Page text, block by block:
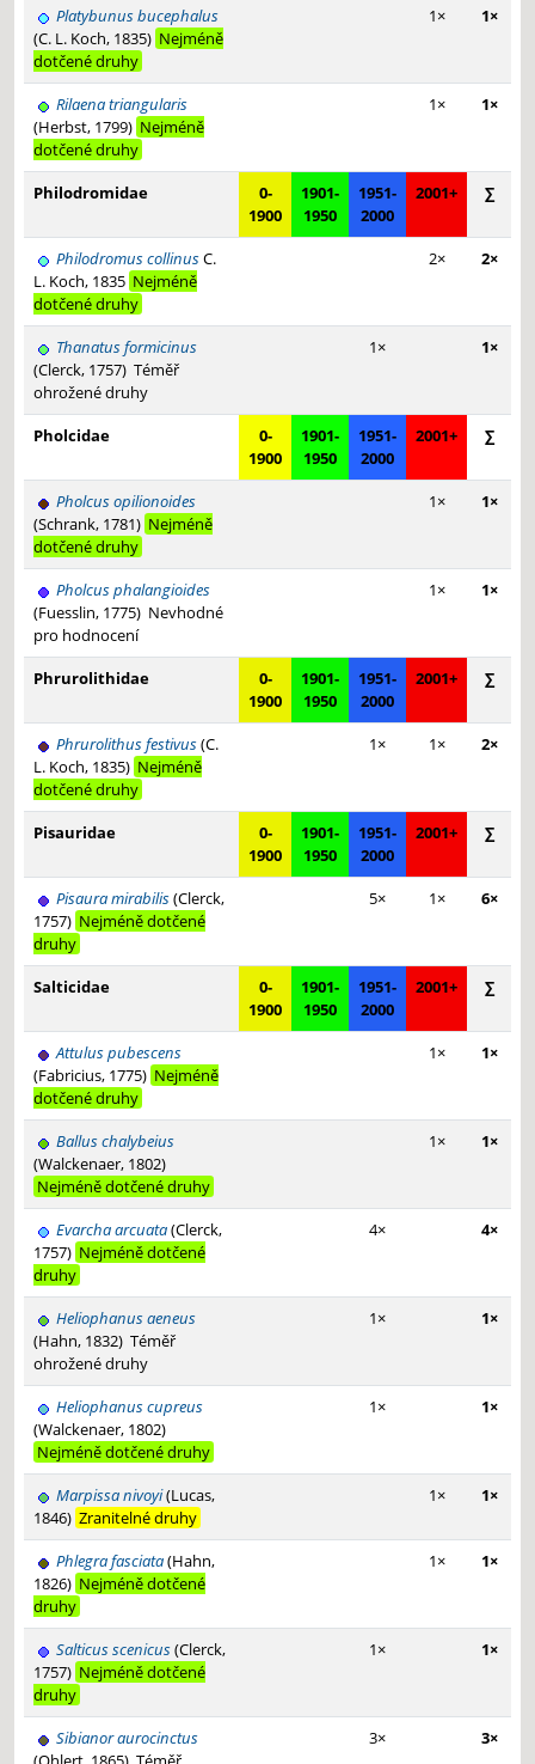
Platybunus bucephalus
(C. L. Koch, 1835) Nejméně
dotčené druhy
1× 1×
Rilaena triangularis
(Herbst, 1799) Nejméně
dotčené druhy
1× 1×
Philodromidae
0-
1900
1901-
1950
1951-
2000
2001+ ∑
Philodromus collinusC.
L. Koch, 1835 Nejméně
dotčené druhy
2× 2×
Thanatus formicinus
(Clerck, 1757) Téměř
ohrožené druhy
1× 1×
Pholcidae
0-
1900
1901-
1950
1951-
2000
2001+ ∑
Pholcus opilionoides
(Schrank, 1781) Nejméně
dotčené druhy
1× 1×
Pholcus phalangioides
(Fuesslin, 1775) Nevhodné
pro hodnocení
1× 1×
Phrurolithidae
0-
1900
1901-
1950
1951-
2000
2001+ ∑
Phrurolithus festivus(C.
L. Koch, 1835) Nejméně
dotčené druhy
1× 1× 2×
Pisauridae
0-
1900
1901-
1950
1951-
2000
2001+ ∑
Pisaura mirabilis(Clerck,
1757) Nejméně dotčené
druhy
5× 1× 6×
Salticidae
0-
1900
1901-
1950
1951-
2000
2001+ ∑
Attulus pubescens
(Fabricius, 1775) Nejméně
dotčené druhy
1× 1×
Ballus chalybeius
(Walckenaer, 1802)
Nejméně dotčené druhy
1× 1×
Evarcha arcuata(Clerck,
1757) Nejméně dotčené
druhy
4× 4×
Heliophanus aeneus
(Hahn, 1832) Téměř
ohrožené druhy
1× 1×
Heliophanus cupreus
(Walckenaer, 1802)
Nejméně dotčené druhy
1× 1×
Marpissa nivoyi(Lucas,
1846) Zranitelné druhy
1× 1×
Phlegra fasciata(Hahn,
1826) Nejméně dotčené
druhy
1× 1×
Salticus scenicus(Clerck,
1757) Nejméně dotčené
druhy
1× 1×
Sibianor aurocinctus
3× 3×